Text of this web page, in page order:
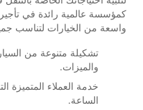
واسعة من الخيارات لتناسب
تشكيلة متنوعة من
والميزات.
خدمة العملاء المتميزة
الساعة.